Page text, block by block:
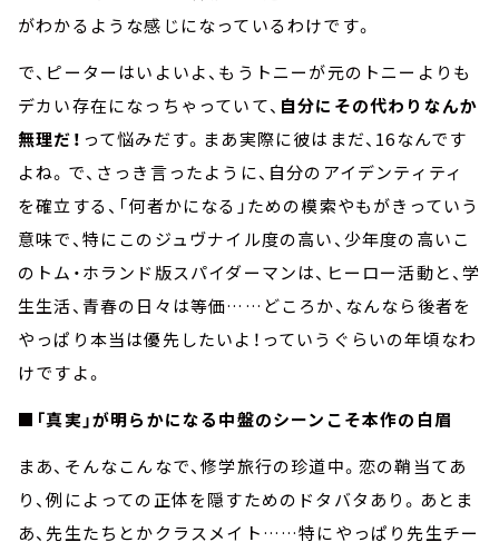
がわかるような感じになっているわけです。
で、ピーターはいよいよ、もうトニーが元のトニーよりも
デカい存在になっちゃっていて、 自分にその代わりなんか
無理だ！ って悩みだす。まあ実際に彼はまだ、16なんです
よね。で、さっき言ったように、自分のアイデンティティ
を確立する、「何者かになる」ための模索やもがきっていう
意味で、特にこのジュヴナイル度の高い、少年度の高いこ
のトム・ホランド版スパイダーマンは、ヒーロー活動と、学
生生活、青春の日々は等価……どころか、なんなら後者を
やっぱり本当は優先したいよ！っていうぐらいの年頃なわ
けですよ。
■「真実」が明らかになる中盤のシーンこそ本作の白眉
まあ、そんなこんなで、修学旅行の珍道中。恋の鞘当てあ
り、例によっての正体を隠すためのドタバタあり。あとま
あ、先生たちとかクラスメイト……特にやっぱり先生チー